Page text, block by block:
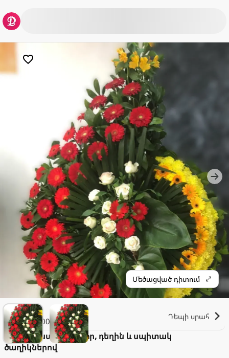
Մեծացված դիտում
Lilith
2.000֏
Դեպի սրահ
Ծաղկեպսակ՝ կարմիր, դեղին և սպիտակ
ծաղիկներով